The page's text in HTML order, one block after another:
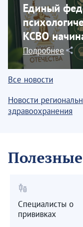
Единый
КСВО
социальной
Подробнее
Все новости
Новости
здравоохранения
vaccines
Специалисты о
прививках